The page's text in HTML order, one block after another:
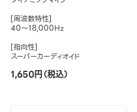
[周波数特性]
40～18,000Hz
[指向性]
スーパーカーディオイド
1,650円（税込）